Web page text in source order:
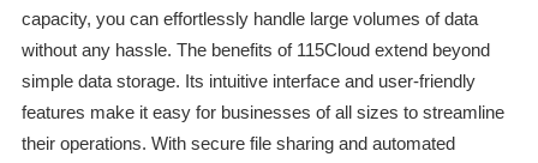
capacity, you can effortlessly handle large volumes of data
without any hassle. The benefits of 115Cloud extend beyond
simple data storage. Its intuitive interface and user-friendly
features make it easy for businesses of all sizes to streamline
their operations. With secure file sharing and automated